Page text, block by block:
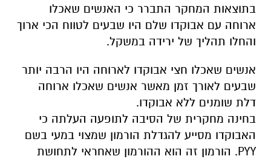
בתוצאות המחקר התברר כי האנשים שאכלו
ארוחה עם אבוקדו שלם היו שבעים לטווח הכי ארוך
והחלו תהליך של ירידה במשקל.
אנשים שאכלו חצי אבוקדו לארוחה היו הרבה יותר
שבעים לאורך זמן מאשר אנשים שאכלו ארוחה
דלת שומנים ללא אבוקדו.
בחינה מחקרית של הסיבה לתופעה העלתה כי
האבוקדו מסייע להגדלת הורמון שמצוי במעי בשם
PYY. הורמון זה הוא ההורמון שאחראי לתחושת